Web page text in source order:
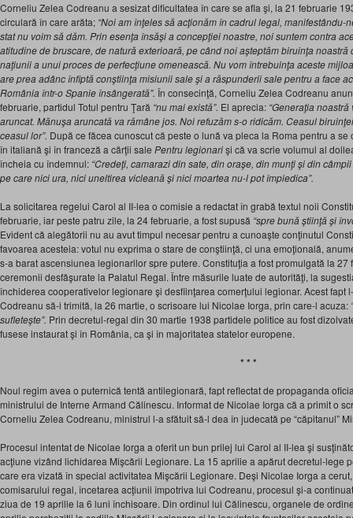
Corneliu Zelea Codreanu a sesizat dificultatea în care se afla şi, la 21 februarie
circulară în care arăta; “Noi am înţeles să acţionăm în cadrul legal, manifestându-
stat nu voim să dăm. Prin esenţa însăşi a concepţiei noastre, noi suntem contra
atitudine de bruscare, de natură exterioară, pe când noi aşteptăm biruinţa
naţiunii a unui proces de perfecţiune omenească. Nu vom întrebuinţa aceste
are prea adânc înfiptă conştiinţa misiunii sale şi a răspunderii sale pentru a face
România într-o Spanie însângerată”. În consecinţă, Corneliu Zelea Codreanu
februarie, partidul Totul pentru Ţară “nu mai există”. El aprecia: “Generaţia
aruncat. Mănuşa aruncată va rămâne jos. Noi refuzăm s-o ridicăm. Ceasul
ceasul lor”. După ce făcea cunoscut că peste o lună va pleca la Roma pentru a
în italiană şi în franceză a cărţii sale Pentru legionarişi că va scrie volumul al
încheia cu îndemnul: “Credeţi, camarazi din sate, din oraşe, din munţi şi din
pe care nici ura, nici uneltirea vicleană şi nici moartea nu-l pot împiedica”.
La solicitarea regelui Carol al II-lea o comisie a redactat în grabă textul noii
februarie, iar peste patru zile, la 24 februarie, a fost supusă “spre bună ştiinţă şi
Evident că alegătorii nu au avut timpul necesar pentru a cunoaşte conţinutul
favoarea acesteia: votul nu exprima o stare de conştiinţă, ci una emoţională,
s-a barat ascensiunea legionarilor spre putere. Constituţia a fost promulgată la
ceremonii desfăşurate la Palatul Regal. Între măsurile luate de autorităţi, la
închiderea cooperativelor legionare şi desfiinţarea comerţului legionar. Acest fapt
Codreanu să-i trimită, la 26 martie, o scrisoare lui Nicolae Iorga, prin care-l acuza:
sufleteşte”. Prin decretul-regal din 30 martie 1938 partidele politice au fost
fusese instaurat şi în România, ca şi în majoritatea statelor europene.
* * *
Noul regim avea o puternică tentă antilegionară, fapt reflectat de propaganda
ministrului de Interne Armand Călinescu. Informat de Nicolae Iorga că a primit o
Corneliu Zelea Codreanu, ministrul l-a sfătuit să-l dea în judecată pe “căpitanul”
Procesul intentat de Nicolae Iorga a oferit un bun prilej lui Carol al II-lea şi
acţiune vizând lichidarea Mişcării Legiona­re. La 15 aprilie a apărut decretul-lege
care era vizată în special activitatea Mişcării Legionare. Deşi Nicolae Iorga a
comisarului regal, încetarea acţiunii împotriva lui Codreanu, pro­cesul şi-a
ziua de 19 aprilie la 6 luni închisoare. Din ordinul lui Călinescu, organele de